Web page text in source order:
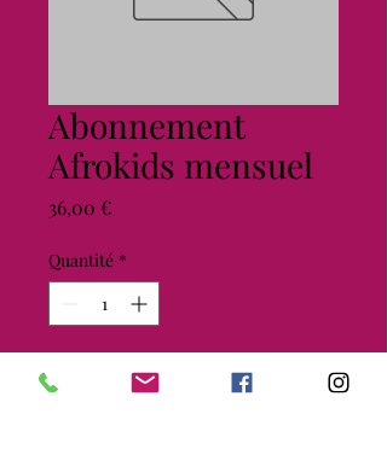
Abonnement
Afrokids mensuel
36,00 €Prix
Quantité *
Ajouter au panier